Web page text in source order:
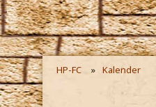
HP-FC Kalender